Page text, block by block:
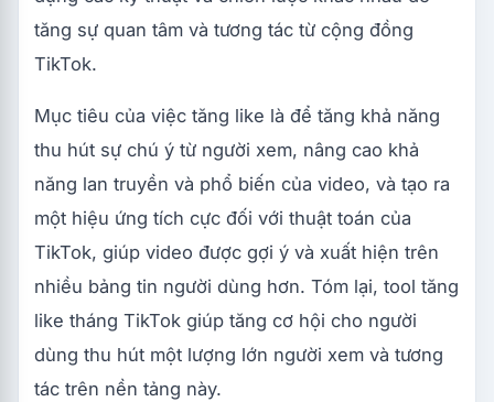
tăng sự quan tâm và tương tác từ cộng đồng
TikTok.
Mục tiêu của việc tăng like là để tăng khả năng
thu hút sự chú ý từ người xem, nâng cao khả
năng lan truyền và phổ biến của video, và tạo ra
một hiệu ứng tích cực đối với thuật toán của
TikTok, giúp video được gợi ý và xuất hiện trên
nhiều bảng tin người dùng hơn. Tóm lại, tool tăng
like tháng TikTok giúp tăng cơ hội cho người
dùng thu hút một lượng lớn người xem và tương
tác trên nền tảng này.